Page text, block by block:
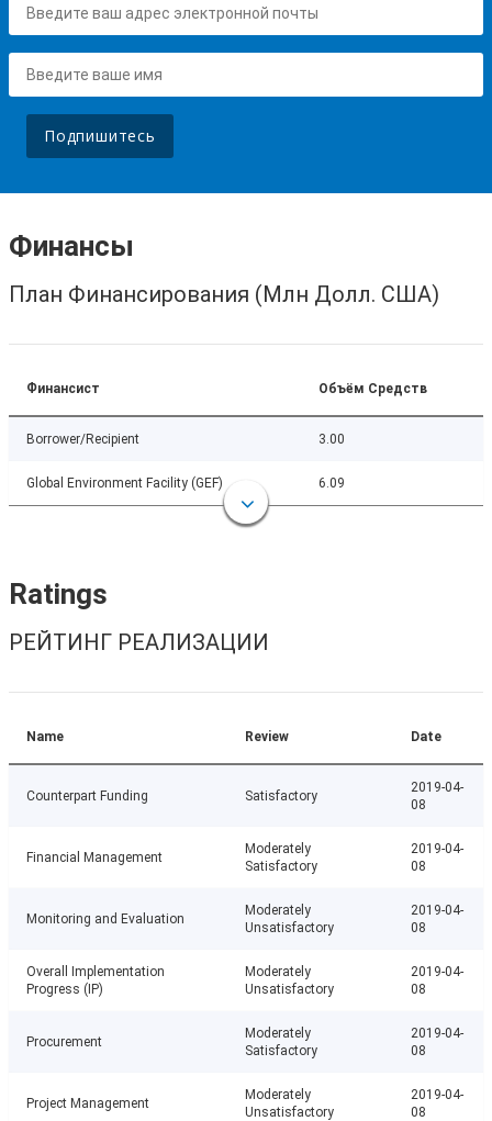
Подпишитесь
Финансы
План Финансирования (Млн Долл. США)
Финансист Объём Средств
Borrower/Recipient 3.00
Global Environment Facility (GEF) 6.09
Ratings
РЕЙТИНГ РЕАЛИЗАЦИИ
Name Review Date
Counterpart Funding Satisfactory
2019-04-
08
Financial Management
Moderately
Satisfactory
2019-04-
08
Monitoring and Evaluation
Moderately
Unsatisfactory
2019-04-
08
Overall Implementation
Progress (IP)
Moderately
Unsatisfactory
2019-04-
08
Procurement
Moderately
Satisfactory
2019-04-
08
Project Management
Moderately
Unsatisfactory
2019-04-
08